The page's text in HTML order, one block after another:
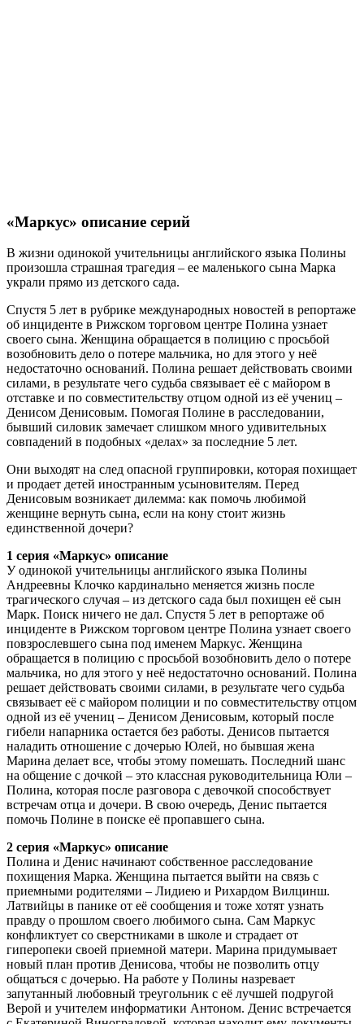
«Маркус» описание серий
В жизни одинокой учительницы английского языка Полины
произошла страшная трагедия – ее маленького сына Марка
украли прямо из детского сада.
Спустя 5 лет в рубрике международных новостей в репортаже
об инциденте в Рижском торговом центре Полина узнает
своего сына. Женщина обращается в полицию с просьбой
возобновить дело о потере мальчика, но для этого у неё
недостаточно оснований. Полина решает действовать своими
силами, в результате чего судьба связывает её с майором в
отставке и по совместительству отцом одной из её учениц –
Денисом Денисовым. Помогая Полине в расследовании,
бывший силовик замечает слишком много удивительных
совпадений в подобных «делах» за последние 5 лет.
Они выходят на след опасной группировки, которая похищает
и продает детей иностранным усыновителям. Перед
Денисовым возникает дилемма: как помочь любимой
женщине вернуть сына, если на кону стоит жизнь
единственной дочери?
1 серия «Маркус» описание
У одинокой учительницы английского языка Полины
Андреевны Клочко кардинально меняется жизнь после
трагического случая – из детского сада был похищен её сын
Марк. Поиск ничего не дал. Спустя 5 лет в репортаже об
инциденте в Рижском торговом центре Полина узнает своего
повзрослевшего сына под именем Маркус. Женщина
обращается в полицию с просьбой возобновить дело о потере
мальчика, но для этого у неё недостаточно оснований. Полина
решает действовать своими силами, в результате чего судьба
связывает её с майором полиции и по совместительству отцом
одной из её учениц – Денисом Денисовым, который после
гибели напарника остается без работы. Денисов пытается
наладить отношение с дочерью Юлей, но бывшая жена
Марина делает все, чтобы этому помешать. Последний шанс
на общение с дочкой – это классная руководительница Юли –
Полина, которая после разговора с девочкой способствует
встречам отца и дочери. В свою очередь, Денис пытается
помочь Полине в поиске её пропавшего сына.
2 серия «Маркус» описание
Полина и Денис начинают собственное расследование
похищения Марка. Женщина пытается выйти на связь с
приемными родителями – Лидиею и Рихардом Вилцинш.
Латвийцы в панике от её сообщения и тоже хотят узнать
правду о прошлом своего любимого сына. Сам Маркус
конфликтует со сверстниками в школе и страдает от
гиперопеки своей приемной матери. Марина придумывает
новый план против Денисова, чтобы не позволить отцу
общаться с дочерью. На работе у Полины назревает
запутанный любовный треугольник с её лучшей подругой
Верой и учителем информатики Антоном. Денис встречается